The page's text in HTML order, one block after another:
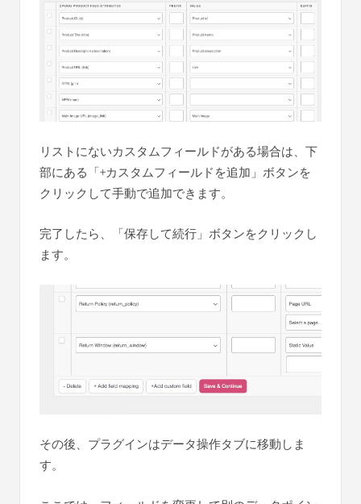
リストにないカスタムフィールドがある場合は、下
部にある「+カスタムフィールドを追加」ボタンを
クリックして手動で追加できます。
完了したら、「保存して続行」ボタンをクリックし
ます。
その後、プラグインはデータ操作タブに移動しま
す。